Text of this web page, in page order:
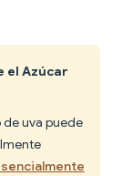
el Azúcar
de uva puede